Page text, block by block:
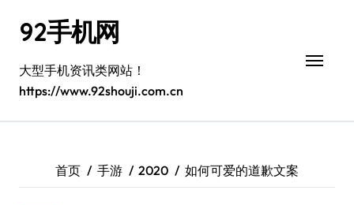
92手机网
大型手机资讯类网站！
https://www.92shouji.com.cn
首页 手游 2020 如何可爱的道歉文案